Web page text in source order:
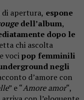
di apertura, espone
dell’album,
dopo le
chi ascolta
vocipop femminili
negli
d’amore con
” e “Amore amor“,